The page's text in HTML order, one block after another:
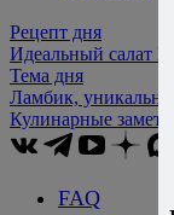
Рецепт дня
Идеальный салат
Тема дня
Ламбик,
Кулинарные заметки
FAQ